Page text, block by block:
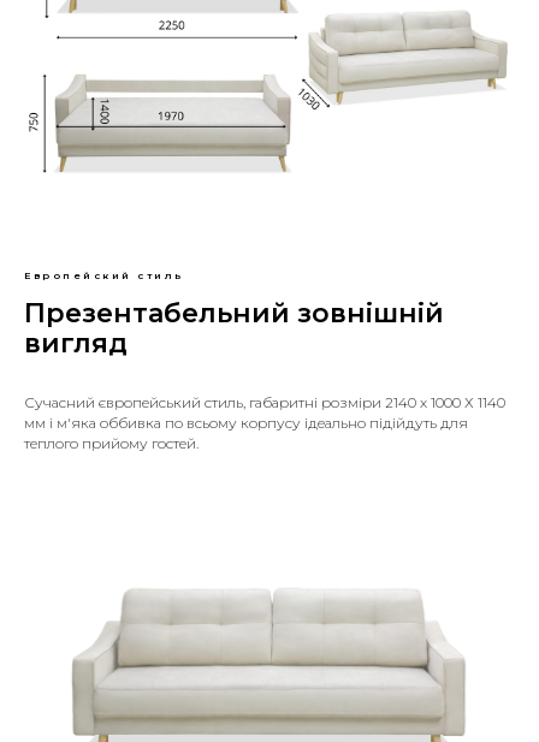
Европейский стиль
Презентабельний зовнішній
вигляд
Сучасний європейський стиль, габаритні розміри 2140 х 1000 Х 1140
мм і м'яка оббивка по всьому корпусу ідеально підійдуть для
теплого прийому гостей.